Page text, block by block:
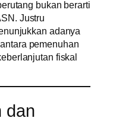
bukan berarti
Justru
adanya
pemenuhan
fiskal
dan